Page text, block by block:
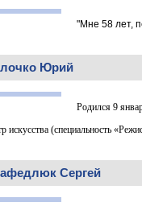
"Мне 58 лет,
Юрий
Родился 9
искусства (специальность
Сергей